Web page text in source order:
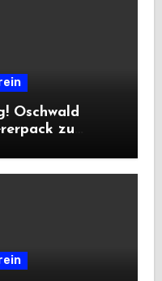
Oschwald
zu